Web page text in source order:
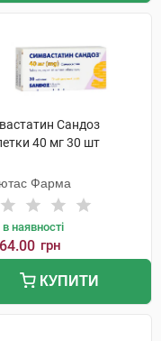
Сандоз
40 мг 30 шт
Фарма
наявності
64.00 грн
КУПИТИ